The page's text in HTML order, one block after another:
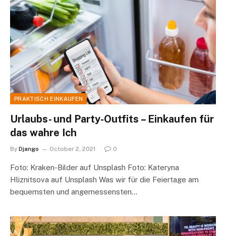
PRAKTISCH EINKAUFEN
Urlaubs- und Party-Outfits – Einkaufen für
das wahre Ich
By Django October 2, 2021 0
Foto: Kraken-Bilder auf Unsplash Foto: Kateryna
Hliznitsova auf Unsplash Was wir für die Feiertage am
bequemsten und angemessensten…